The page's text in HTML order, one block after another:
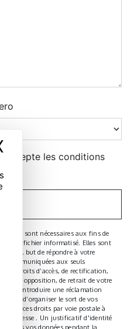
Masquer le
les conditions
sont nécessaires aux fins de
un fichier informatisé. Elles sont
le seul but de répondre à votre
communiquées aux seuls
de droits d’accès, de rectification,
d’opposition, de retrait de votre
d’introduire une réclamation
que d’organiser le sort de vos
ces droits par voie postale à
à l'adresse . Un justificatif d'identité
vos données pendant la